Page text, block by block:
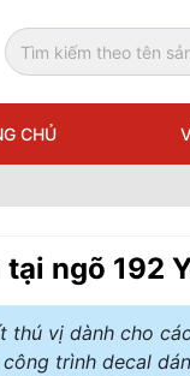
CHỦ
ngõ 192
thú vị dành cho
trình decal